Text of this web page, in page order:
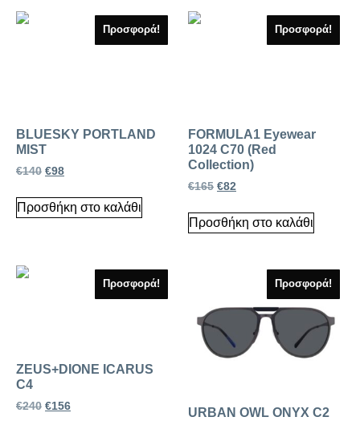
Προσφορά!
BLUESKY PORTLAND
MIST
€140 €98
Προσθήκη στο καλάθι
Προσφορά!
FORMULA1 Eyewear
1024 C70 (Red
Collection)
€165 €82
Προσθήκη στο καλάθι
Προσφορά!
ZEUS+DIONE ICARUS
C4
€240 €156
Προσφορά!
URBAN OWL ONYX C2